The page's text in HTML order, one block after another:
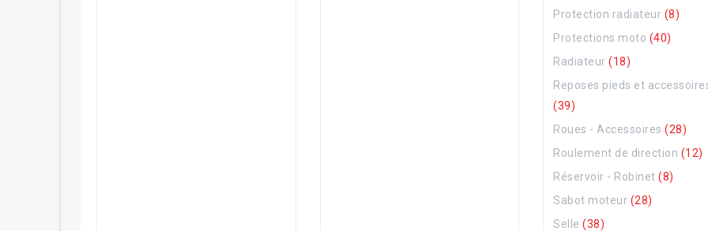
Protection radiateur (8)
Protections moto (40)
Radiateur (18)
Reposes pieds et
(39)
Roues - Accessoires (28)
Roulement de direction (12)
Réservoir - Robinet (8)
Sabot moteur (28)
Selle (38)